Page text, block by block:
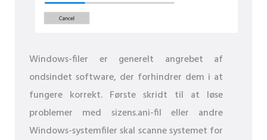
Windows-filer er generelt angrebet af
ondsindet software, der forhindrer dem i at
fungere korrekt. Første skridt til at løse
problemer med sizens.ani-fil eller andre
Windows-systemfiler skal scanne systemet for